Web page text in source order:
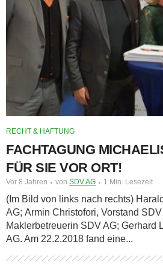
RECHT & HAFTUNG
FACHTAGUNG
FÜR SIE VOR ORT!
Vor 8 Jahren von SDV AG 1 Min. Lesezeit
(Im Bild von links nach rechts)
AG; Armin Christofori, Vorstand
Maklerbetreuerin SDV AG; Gerhard
AG. Am 22.2.2018 fand eine...